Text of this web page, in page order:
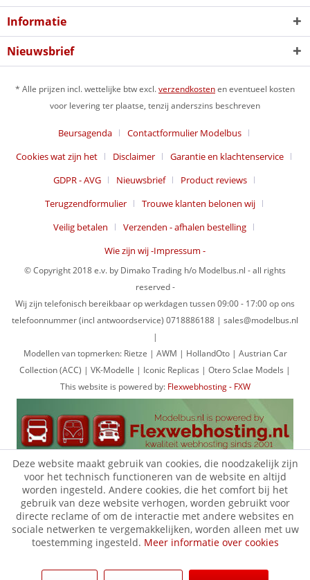
Informatie
Nieuwsbrief
* Alle prijzen incl. wettelijke btw excl.verzendkostenen eventueel kosten
voor levering ter plaatse, tenzij anderszins beschreven
Beursagenda
Contactformulier Modelbus
Cookies wat zijn het
Disclaimer
Garantie en klachtenservice
GDPR - AVG
Nieuwsbrief
Product reviews
Terugzendformulier
Trouwe klanten belonen wij
Veilig betalen
Verzenden - afhalen bestelling
Wie zijn wij -Impressum -
© Copyright 2018 e.v. by Dimako Trading h/o Modelbus.nl - all rights
reserved -
Wij zijn telefonisch bereikbaar op werkdagen tussen 09:00 - 17:00 op ons
telefoonnummer (incl antwoordservice) 0718886188 | sales@modelbus.nl
|
Modellen van topmerken: Rietze | AWM | HollandOto | Austrian Car
Collection (ACC) | VK-Modelle | Iconic Replicas | Otero Sclae Models |
This website is powered by: Flexwebhosting - FXW
Deze website maakt gebruik van cookies, die noodzakelijk zijn
voor het technisch functioneren van de website en altijd
worden ingesteld. Andere cookies, die het comfort bij het
gebruik van deze website verhogen, worden gebruikt voor
directe reclame of om de interactie met andere websites en
sociale netwerken te vergemakkelijken, worden alleen met uw
toestemming ingesteld. Meer informatie over cookies